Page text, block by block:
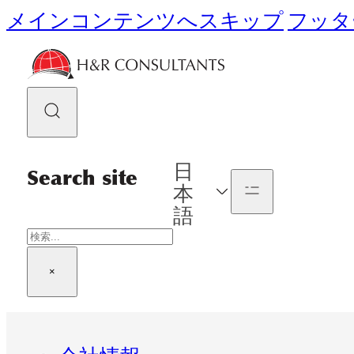
メインコンテンツへスキップ フッ
Search site
検
×
日
本
語